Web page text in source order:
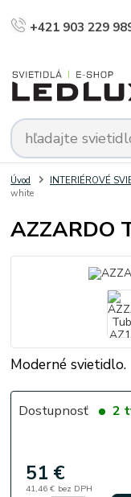
+421 903 229
Úvod INTERIÉROVÉ
white
AZZARDO
Moderné svietidlo.
Dostupnosť 2
51 €
41,46 € bez DPH